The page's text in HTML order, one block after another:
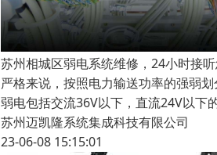
苏州相城区弱电系统维修，24小时接
严格来说，按照电力输送功率的强弱
弱电包括交流36V以下，直流24V以下
苏州迈凯隆系统集成科技有限公司
23-06-08 15:15:01